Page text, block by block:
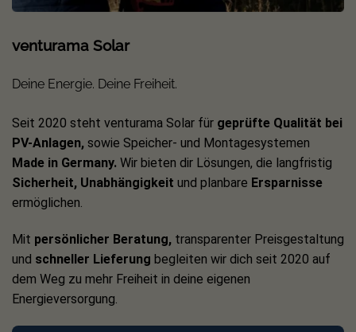
ShinePhone-App: Einrichtung deines Balkonkraftwerks
Bevor du mit der Stromgewinnung starten kannst, müssen
die neuen Geräte eingerichtet werden. Dies kannst du
bequem per Smartphone oder Tablet erledigen. Mit der
ShinePhone-App von Growatt überwachst und steuerst du
die Leistung deiner Photovoltaikanlage sowie den
angeschlossenen Speicher.
Während der Einrichtung mit der ShinePhone-App wirst du
nach deinem Growatt Installationscode gefragt. Der
allgemeine Code lautet:
GWATT
Die App kannst du imGoogle Play Storeoder imApple
App Storeherunterladen.
venturama Solar
Deine Energie. Deine Freiheit.
Seit 2020 steht venturama Solar für geprüfte Qualität bei
PV-Anlagen, sowie Speicher- und Montagesystemen
Made in Germany. Wir bieten dir Lösungen, die langfristig
Sicherheit, Unabhängigkeit und planbare Ersparnisse
ermöglichen.
Mit persönlicher Beratung, transparenter Preisgestaltung
und schneller Lieferung begleiten wir dich seit 2020 auf
dem Weg zu mehr Freiheit in deine eigenen
Energieversorgung.